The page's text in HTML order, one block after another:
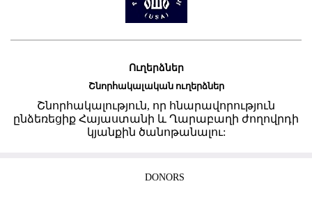
Ուղերձներ
Շնորհակալական ուղերձներ
Շնորհակալություն, որ հնարավորություն
ընձեռեցիք Հայաստանի և Ղարաբաղի ժողովրդի
կյանքին ծանոթանալու:
DONORS